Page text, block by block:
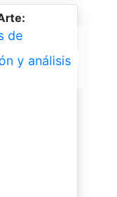
de
y análisis